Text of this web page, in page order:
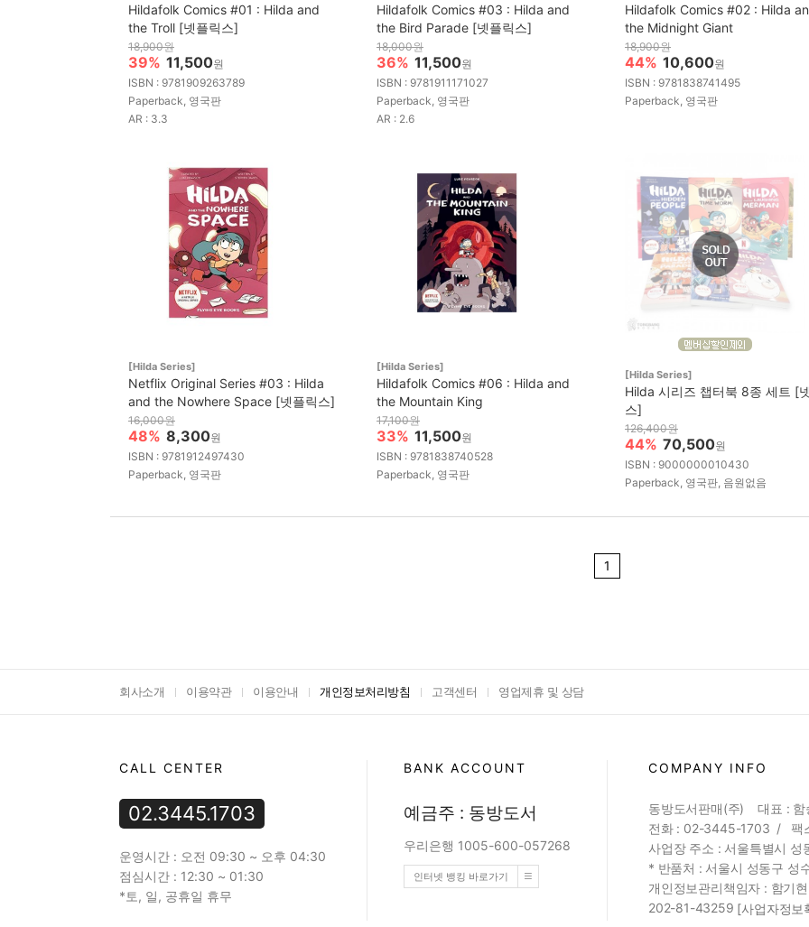
Hildafolk Comics #01 : Hilda and
the Troll [넷플릭스]
18,900원
39% 11,500원
ISBN : 9781909263789
Paperback, 영국판
AR : 3.3
Hildafolk Comics #03 : Hilda and
the Bird Parade [넷플릭스]
18,000원
36% 11,500원
ISBN : 9781911171027
Paperback, 영국판
AR : 2.6
Hildafolk Comics #02 : Hilda
the Midnight Giant
18,900원
44% 10,600원
ISBN : 9781838741495
Paperback, 영국판
[Hilda Series]
Netflix Original Series #03 : Hilda
and the Nowhere Space [넷플릭스]
16,000원
48% 8,300원
ISBN : 9781912497430
Paperback, 영국판
[Hilda Series]
Hildafolk Comics #06 : Hilda and
the Mountain King
17,100원
33% 11,500원
ISBN : 9781838740528
Paperback, 영국판
[Hilda Series]
Hilda 시리즈 챕터북 8종 세트 [
스]
126,400원
44% 70,500원
ISBN : 9000000010430
Paperback, 영국판, 음원없음
1
회사소개 이용약관 이용안내 개인정보처리방침 고객센터 영업제휴 및 상담
CALL CENTER
02.3445.1703
운영시간 : 오전 09:30 ~ 오후 04:30
점심시간 : 12:30 ~ 01:30
*토, 일, 공휴일 휴무
BANK ACCOUNT
예금주 : 동방도서
우리은행 1005-600-057268
인터넷 뱅킹 바로가기
COMPANY INFO
동방도서판매(주) 대표 : 함
전화 : 02-3445-1703 / 팩
사업장 주소 : 서울특별시
* 반품처 : 서울시 성동구 성
개인정보관리책임자 : 함기
202-81-43259 [사업자정보